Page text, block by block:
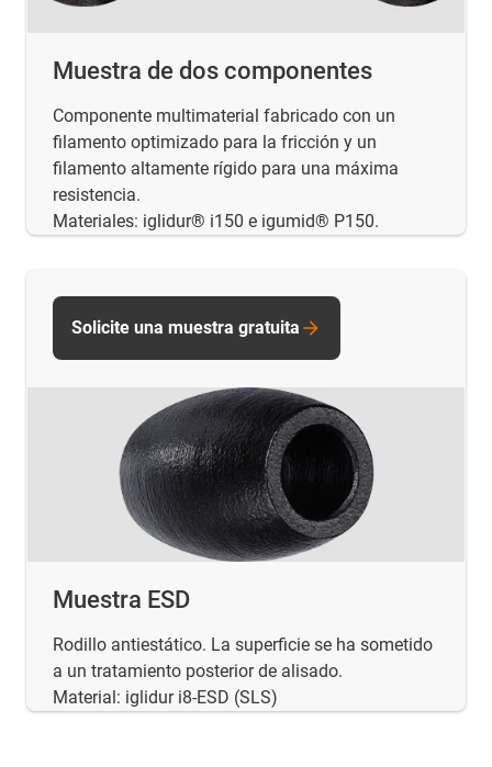
Muestra de dos componentes
Componente multimaterial fabricado con un
filamento optimizado para la fricción y un
filamento altamente rígido para una máxima
resistencia.
Materiales: iglidur® i150 e igumid® P150.
Muestra ESD
Rodillo antiestático. La superficie se ha sometido
a un tratamiento posterior de alisado.
Material: iglidur i8-ESD (SLS)
Solicite una muestra gratuita